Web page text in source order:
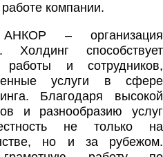
компании.
АНКОР – организация
Холдинг способствует
работы и сотрудников,
услуги в сфере
Благодаря высокой
и разнообразию услуг
не только на
но и за рубежом.